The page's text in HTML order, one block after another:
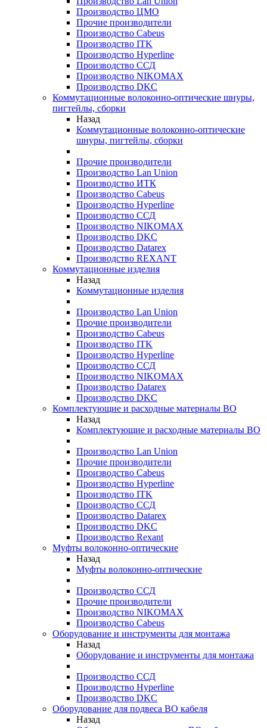
Производство ЦМО
Прочие производители
Производство Cabeus
Производство ITK
Производство Hyperline
Производство ССД
Производство NIKOMAX
Производство DKC
Коммутационные волоконно-оптические шнуры,
пигтейлы, сборки
Назад
Коммутационные волоконно-оптические
шнуры, пигтейлы, сборки
Прочие производители
Производство Lan Union
Производство ИТК
Производство Cabeus
Производство Hyperline
Производство ССД
Производство NIKOMAX
Производство DKC
Производство Datarex
Производство REXANT
Коммутационные изделия
Назад
Коммутационные изделия
Производство Lan Union
Прочие производители
Производство Cabeus
Производство ITK
Производство Hyperline
Производство ССД
Производство NIKOMAX
Производство Datarex
Производство DKC
Комплектующие и расходные материалы ВО
Назад
Комплектующие и расходные материалы ВО
Производство Lan Union
Прочие производители
Производство Cabeus
Производство Hyperline
Производство ITK
Производство ССД
Производство Datarex
Производство DKC
Производство Rexant
Муфты волоконно-оптические
Назад
Муфты волоконно-оптические
Производство ССД
Прочие производители
Производство NIKOMAX
Производство Cabeus
Оборудование и инструменты для монтажа
Назад
Оборудование и инструменты для монтажа
Производство ССД
Производство Hyperline
Производство DKC
Оборудование для подвеса ВО кабеля
Назад